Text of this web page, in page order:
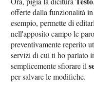
offerte dalla funzionalità
esempio, permette di
nell'apposito campo le
preventivamente reperito
servizi di cui ti ho parlato
semplicemente sfiorare il
per salvare le modifiche.